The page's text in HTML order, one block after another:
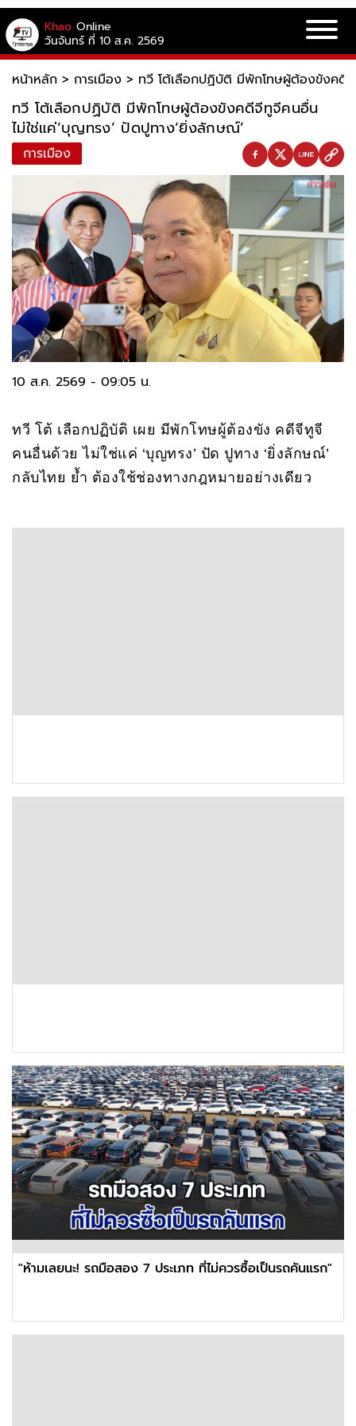
Khao Online
วันจันทร์ ที่ 10 ส.ค. 2569
หน้าหลัก > การเมือง > ทวี โต้เลือกปฏิบัติ มีพักโทษผู้ต้องขังคดี
ทวี โต้เลือกปฏิบัติ มีพักโทษผู้ต้องขังคดีจีทูจีคนอื่น
ไม่ใช่แค่‘บุญทรง’ ปัดปูทาง‘ยิ่งลักษณ์’
การเมือง
10 ส.ค. 2569 - 09:05 น.
ทวี โต้ เลือกปฏิบัติ เผย มีพักโทษผู้ต้องขัง คดีจีทูจี
คนอื่นด้วย ไม่ใช่แค่ ‘บุญทรง’ ปัด ปูทาง ‘ยิ่งลักษณ์’
กลับไทย ย้ำ ต้องใช้ช่องทางกฎหมายอย่างเดียว
"ห้ามเลยนะ! รถมือสอง 7 ประเภท ที่ไม่ควรซื้อเป็นรถคันแรก"